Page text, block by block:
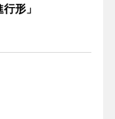
形」